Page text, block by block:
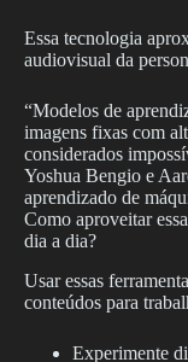
Essa tecnologia
audiovisual da
“Modelos de
imagens fixas com
considerados
Yoshua Bengio e
aprendizado de
Como aproveitar
dia a dia?
Usar essas
conteúdos para
Experimente